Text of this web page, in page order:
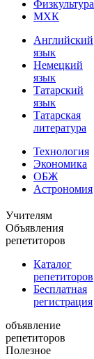
Физкультура
МХК
Английский
язык
Немецкий
язык
Татарский
язык
Татарская
литература
Технология
Экономика
ОБЖ
Астрономия
Учителям
Объявления
репетиторов
Каталог
репетиторов
Бесплатная
регистрация
объявление
репетиторов
Полезное